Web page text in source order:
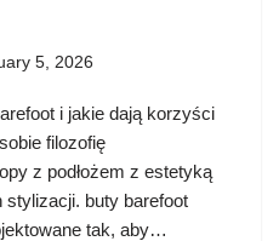
5, 2026
i jakie dają korzyści
filozofię
z podłożem z estetyką
buty barefoot
tak, aby…